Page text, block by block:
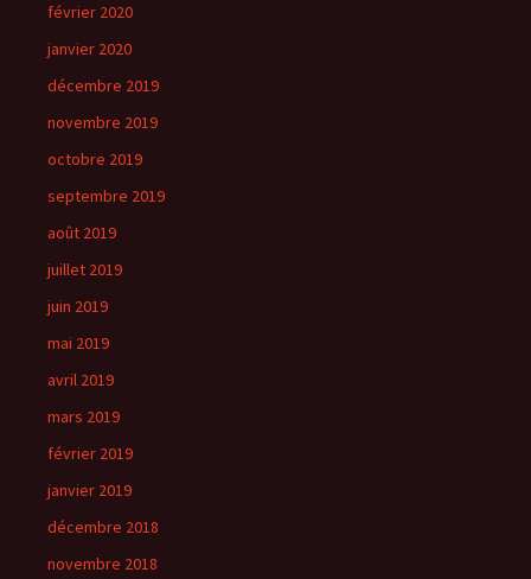
février 2020
janvier 2020
décembre 2019
novembre 2019
octobre 2019
septembre 2019
août 2019
juillet 2019
juin 2019
mai 2019
avril 2019
mars 2019
février 2019
janvier 2019
décembre 2018
novembre 2018